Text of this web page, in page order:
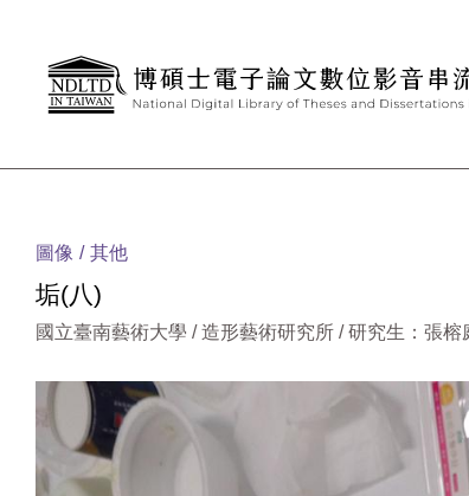
圖像 其他
垢(八)
國立臺南藝術大學 / 造形藝術研究所 / 研究生：張榕